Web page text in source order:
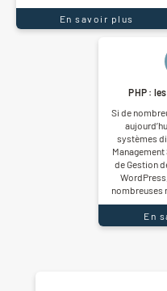
En savoir plus
PHP :
Si de
systèmes
de Gestion
nombreuses
En